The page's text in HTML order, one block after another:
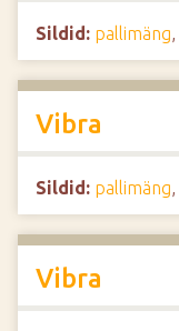
Sildid: pallimäng,
Vibra
Sildid: pallimäng,
Vibra